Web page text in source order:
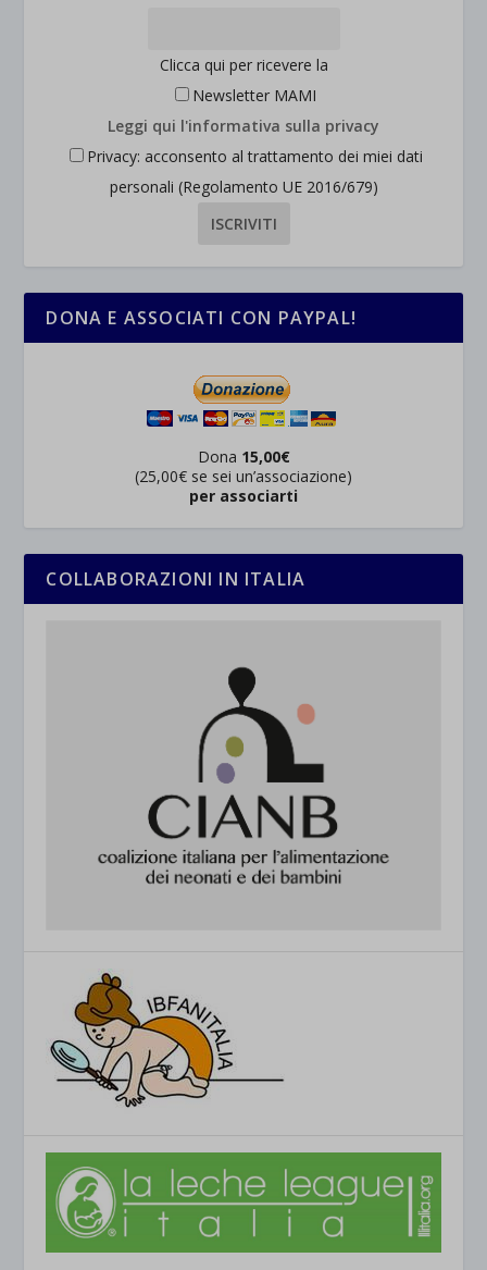
Clicca qui per ricevere la
Newsletter MAMI
Leggi qui l'informativa sulla privacy
Privacy: acconsento al trattamento dei miei dati
personali (Regolamento UE 2016/679)
DONA E ASSOCIATI CON PAYPAL!
Dona 15,00€
(25,00€ se sei un’associazione)
per associarti
COLLABORAZIONI IN ITALIA